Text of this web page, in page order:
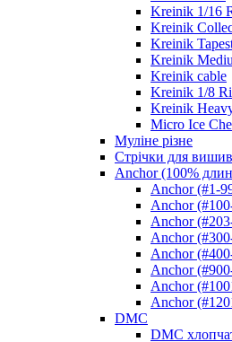
Kreinik 1/16
Kreinik
Kreinik
Kreinik
Kreinik cable
Kreinik 1/8
Kreinik
Micro Ice
Муліне різне
Стрічки для
Anchor (100%
Anchor (#1-
Anchor
Anchor
Anchor
Anchor
Anchor
Anchor
Anchor
DMC
DMC